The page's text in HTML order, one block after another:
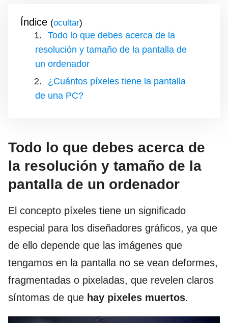
Índice ( )
Todo lo que debes acerca de la
resolución y tamaño de la pantalla de
un ordenador
¿Cuántos píxeles tiene la pantalla
de una PC?
Todo lo que debes acerca de
la resolución y tamaño de la
pantalla de un ordenador
El concepto píxeles tiene un significado
especial para los diseñadores gráficos, ya que
de ello depende que las imágenes que
tengamos en la pantalla no se vean deformes,
fragmentadas o pixeladas, que revelen claros
síntomas de que hay pixeles muertos.